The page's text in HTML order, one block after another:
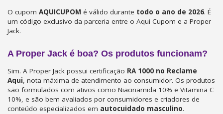
O cupom AQUICUPOM é válido durante todo o ano de 2026. É
um código exclusivo da parceria entre o Aqui Cupom e a Proper
Jack.
A Proper Jack é boa? Os produtos funcionam?
Sim. A Proper Jack possui certificação RA 1000 no Reclame
Aqui, nota máxima de atendimento ao consumidor. Os produtos
são formulados com ativos como Niacinamida 10% e Vitamina C
10%, e são bem avaliados por consumidores e criadores de
conteúdo especializados em autocuidado masculino.